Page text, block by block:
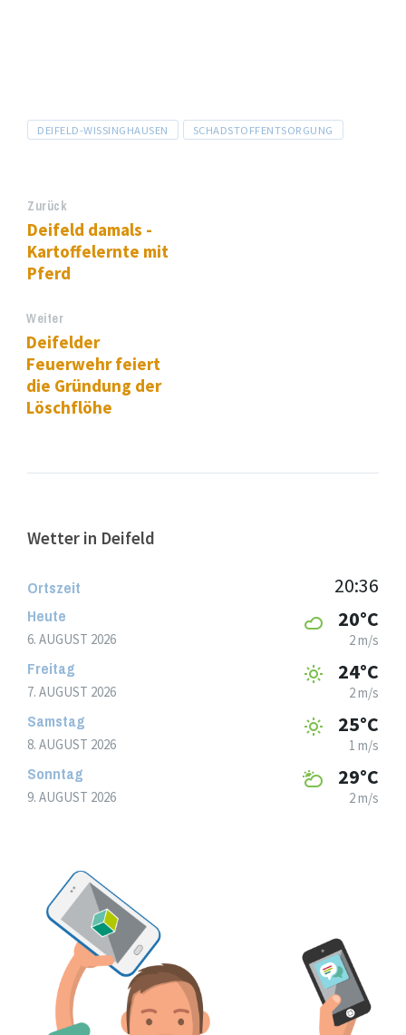
Tags
DEIFELD-WISSINGHAUSEN SCHADSTOFFENTSORGUNG
Zurück
Deifeld damals -
Kartoffelernte mit
Pferd
Weiter
Deifelder
Feuerwehr feiert
die Gründung der
Löschflöhe
Wetter in Deifeld
Ortszeit 20:36
Heute
6. AUGUST 2026
20°C
2 m/s
Freitag
7. AUGUST 2026
24°C
2 m/s
Samstag
8. AUGUST 2026
25°C
1 m/s
Sonntag
9. AUGUST 2026
29°C
2 m/s